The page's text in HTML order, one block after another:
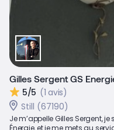
Gilles Sergent GS
5/5 (1 avis)
Still (67190)
Je m’appelle Gilles Sergent,
Énergie, et je me mets au